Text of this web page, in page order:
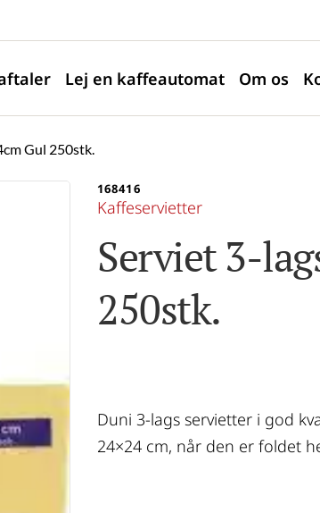
Lej en kaffeautomat Om os
Gul 250stk.
168416
Kaffeservietter
Serviet 3-
250stk.
Duni 3-lags servietter i god
24×24 cm, når den er foldet